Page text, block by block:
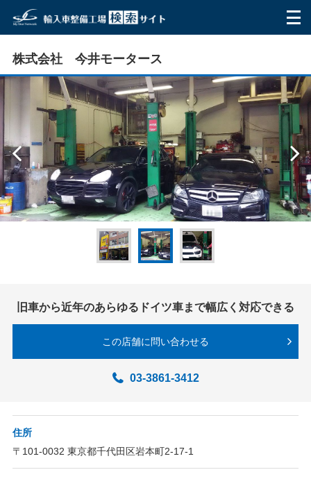
HOME
マイ・スターネットワークとは
ご利用方法
整備工場を探す
テスター
サイトマップ
株式会社 今井モータース
旧車から近年のあらゆるドイツ車まで幅広く対応できる
この店舗に問い合わせる
03-3861-3412
住所
〒101-0032 東京都千代田区岩本町2-17-1